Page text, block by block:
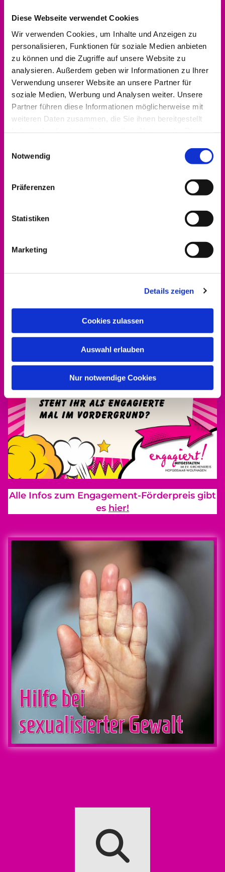
Diese Webseite verwendet Cookies
Wir verwenden Cookies, um Inhalte und Anzeigen zu
personalisieren, Funktionen für soziale Medien anbieten
zu können und die Zugriffe auf unsere Website zu
analysieren. Außerdem geben wir Informationen zu Ihrer
Verwendung unserer Website an unsere Partner für
soziale Medien, Werbung und Analysen weiter. Unsere
Partner führen diese Informationen möglicherweise mit
weiteren Daten zusammen, die Sie ihnen bereitgestellt
Notwendig
Präferenzen
Statistiken
Marketing
Details zeigen
Cookies zulassen
Auswahl erlauben
Nur notwendige Cookies
Bitte akzeptieren Sie Marketing-Cookies,
um diese Karte anzuzeigen.
Accept cookies
0561 937821-440
Alle Infos zum Engagement-Förderpreis gibt
es hier!